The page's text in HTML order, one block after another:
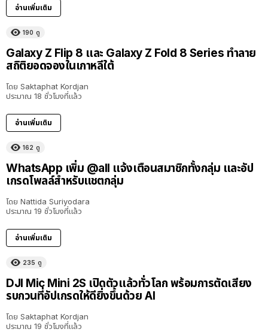
อ่านเพิ่มเติม
190 ดู
Galaxy Z Flip 8 และ Galaxy Z Fold 8 Series ทำลาย
สถิติยอดจองในเกาหลีใต้
โดย Saktaphat Kordjan
ประมาณ 18 ชั่วโมงที่แล้ว
อ่านเพิ่มเติม
162 ดู
WhatsApp เพิ่ม @all แจ้งเตือนสมาชิกทั้งกลุ่ม และอัป
เกรดโพลล์สำหรับแชตกลุ่ม
โดย Nattida Suriyodara
ประมาณ 19 ชั่วโมงที่แล้ว
อ่านเพิ่มเติม
235 ดู
DJI Mic Mini 2S เปิดตัวแล้วทั่วโลก พร้อมการตัดเสียง
รบกวนที่อัปเกรดให้ดียิ่งขึ้นด้วย AI
โดย Saktaphat Kordjan
ประมาณ 19 ชั่วโมงที่แล้ว